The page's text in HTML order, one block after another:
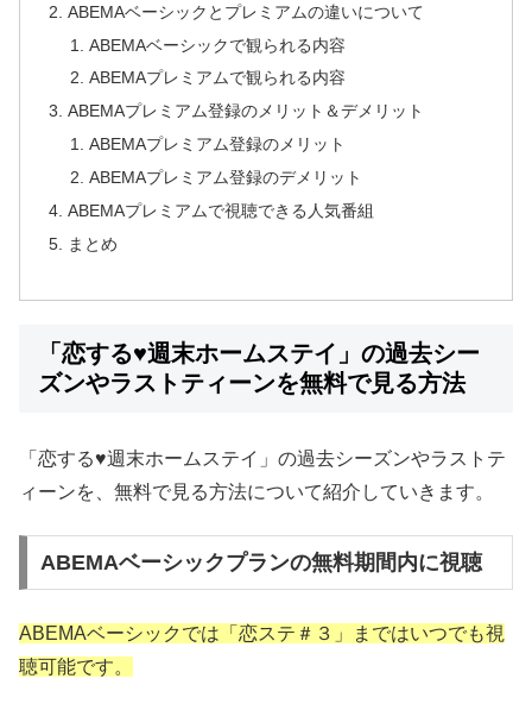
ABEMAベーシックとプレミアムの違いについて
ABEMAベーシックで観られる内容
ABEMAプレミアムで観られる内容
ABEMAプレミアム登録のメリット＆デメリット
ABEMAプレミアム登録のメリット
ABEMAプレミアム登録のデメリット
ABEMAプレミアムで視聴できる人気番組
まとめ
「恋する♥週末ホームステイ」の過去シー
ズンやラストティーンを無料で見る方法
「恋する♥週末ホームステイ」の過去シーズンやラストテ
ィーンを、無料で見る方法について紹介していきます。
ABEMAベーシックプランの無料期間内に視聴
ABEMAベーシックでは「恋ステ＃３」まではいつでも視
聴可能です。